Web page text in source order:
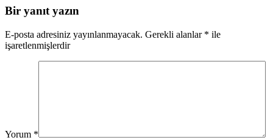
Bir yanıt yazın
E-posta adresiniz yayınlanmayacak. Gerekli alanlar * ile
işaretlenmişlerdir
Yorum *